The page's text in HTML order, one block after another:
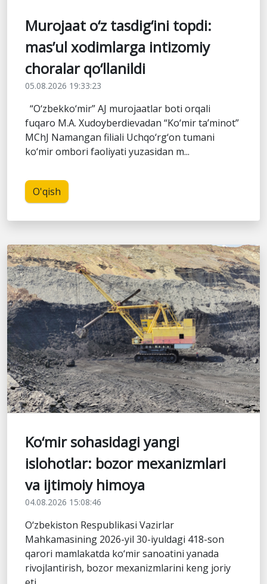
Murojaat o‘z tasdig‘ini topdi:
mas’ul xodimlarga intizomiy
choralar qo‘llanildi
05.08.2026 19:33:23
“O‘zbekko‘mir” AJ murojaatlar boti orqali
fuqaro M.A. Xudoyberdievadan “Ko‘mir ta’minot”
MChJ Namangan filiali Uchqo‘rg‘on tumani
ko‘mir ombori faoliyati yuzasidan m...
O'qish
Ko‘mir sohasidagi yangi
islohotlar: bozor mexanizmlari
va ijtimoiy himoya
04.08.2026 15:08:46
O‘zbekiston Respublikasi Vazirlar
Mahkamasining 2026-yil 30-iyuldagi 418-son
qarori mamlakatda ko‘mir sanoatini yanada
rivojlantirish, bozor mexanizmlarini keng joriy